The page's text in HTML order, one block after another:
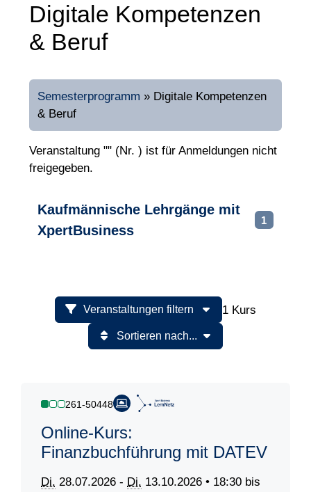
Digitale Kompetenzen
& Beruf
Semesterprogramm » Digitale Kompetenzen
& Beruf
Veranstaltung "" (Nr. ) ist für Anmeldungen nicht
freigegeben.
Kaufmännische Lehrgänge mit
XpertBusiness
1
Veranstaltungen filtern 1 Kurs
Sortieren nach...
261-50448
Online-Kurs:
Finanzbuchführung mit DATEV
Di. 28.07.2026 - Di. 13.10.2026 • 18:30 bis